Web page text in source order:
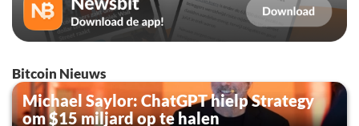
Bitcoin Nieuws
Michael Saylor: ChatGPT hielp Strategy
om $15 miljard op te halen